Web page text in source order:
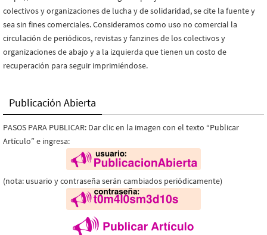
colectivos y organizaciones de lucha y de solidaridad, se cite la fuente y
sea sin fines comerciales. Consideramos como uso no comercial la
circulación de periódicos, revistas y fanzines de los colectivos y
organizaciones de abajo y a la izquierda que tienen un costo de
recuperación para seguir imprimiéndose.
Publicación Abierta
PASOS PARA PUBLICAR: Dar clic en la imagen con el texto “Publicar
Artículo” e ingresa:
(nota: usuario y contraseña serán cambiados periódicamente)